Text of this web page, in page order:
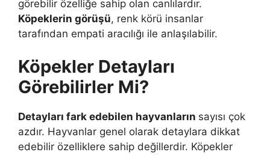
görebilir özelliğe sahip olan canlılardır.
Köpeklerin görüşü, renk körü insanlar
tarafından empati aracılığı ile anlaşılabilir.
Köpekler Detayları
Görebilirler Mi?
Detayları fark edebilen hayvanların sayısı çok
azdır. Hayvanlar genel olarak detaylara dikkat
edebilir özelliklere sahip değillerdir. Köpekler